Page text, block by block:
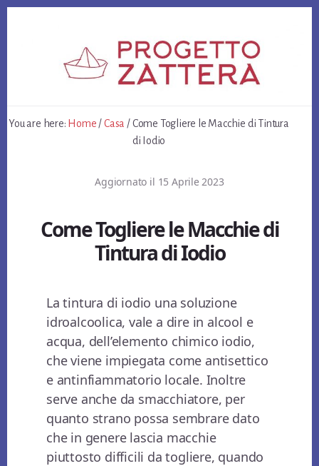
You are here: Home /Casa /Come Togliere le Macchie di Tintura
di Iodio
Aggiornato il 15 Aprile 2023
Come Togliere le Macchie di
Tintura di Iodio
La tintura di iodio una soluzione
idroalcoolica, vale a dire in alcool e
acqua, dell’elemento chimico iodio,
che viene impiegata come antisettico
e antinfiammatorio locale. Inoltre
serve anche da smacchiatore, per
quanto strano possa sembrare dato
che in genere lascia macchie
piuttosto difficili da togliere, quando